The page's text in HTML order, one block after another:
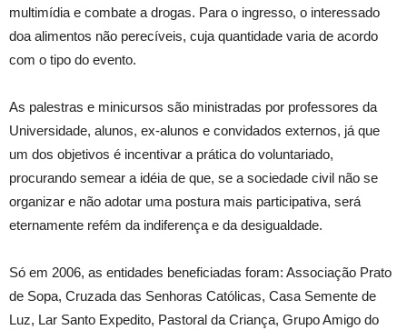
multimídia e combate a drogas. Para o ingresso, o interessado
doa alimentos não perecíveis, cuja quantidade varia de acordo
com o tipo do evento.
As palestras e minicursos são ministradas por professores da
Universidade, alunos, ex-alunos e convidados externos, já que
um dos objetivos é incentivar a prática do voluntariado,
procurando semear a idéia de que, se a sociedade civil não se
organizar e não adotar uma postura mais participativa, será
eternamente refém da indiferença e da desigualdade.
Só em 2006, as entidades beneficiadas foram: Associação Prato
de Sopa, Cruzada das Senhoras Católicas, Casa Semente de
Luz, Lar Santo Expedito, Pastoral da Criança, Grupo Amigo do